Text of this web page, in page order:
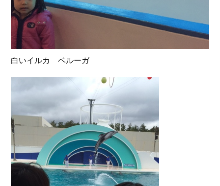
白いイルカ ベルーガ